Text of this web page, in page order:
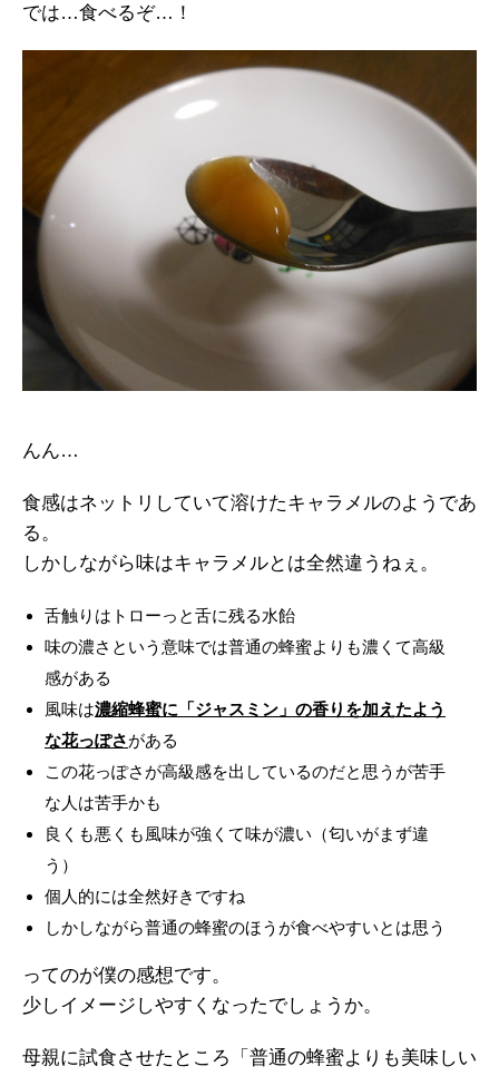
では…食べるぞ…！
んん…
食感はネットリしていて溶けたキャラメルのようであ
る。
しかしながら味はキャラメルとは全然違うねぇ。
舌触りはトローっと舌に残る水飴
味の濃さという意味では普通の蜂蜜よりも濃くて高級
感がある
風味は濃縮蜂蜜に「ジャスミン」の香りを加えたよう
な花っぽさがある
この花っぽさが高級感を出しているのだと思うが苦手
な人は苦手かも
良くも悪くも風味が強くて味が濃い（匂いがまず違
う）
個人的には全然好きですね
しかしながら普通の蜂蜜のほうが食べやすいとは思う
ってのが僕の感想です。
少しイメージしやすくなったでしょうか。
母親に試食させたところ「普通の蜂蜜よりも美味しい